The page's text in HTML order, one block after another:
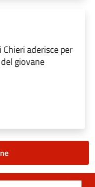
aderisce per
giovane